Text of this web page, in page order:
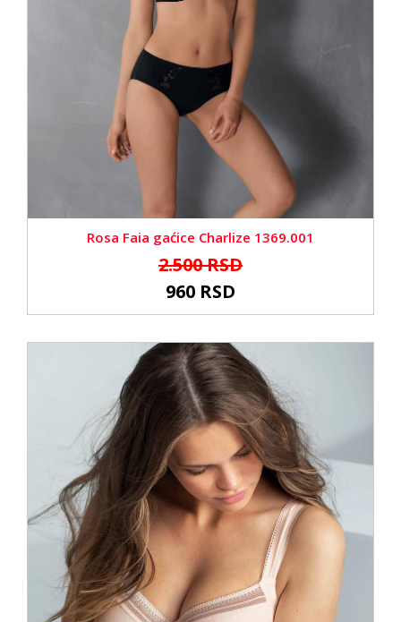
Rosa Faia gaćice Charlize 1369.001
2.500 RSD
960 RSD